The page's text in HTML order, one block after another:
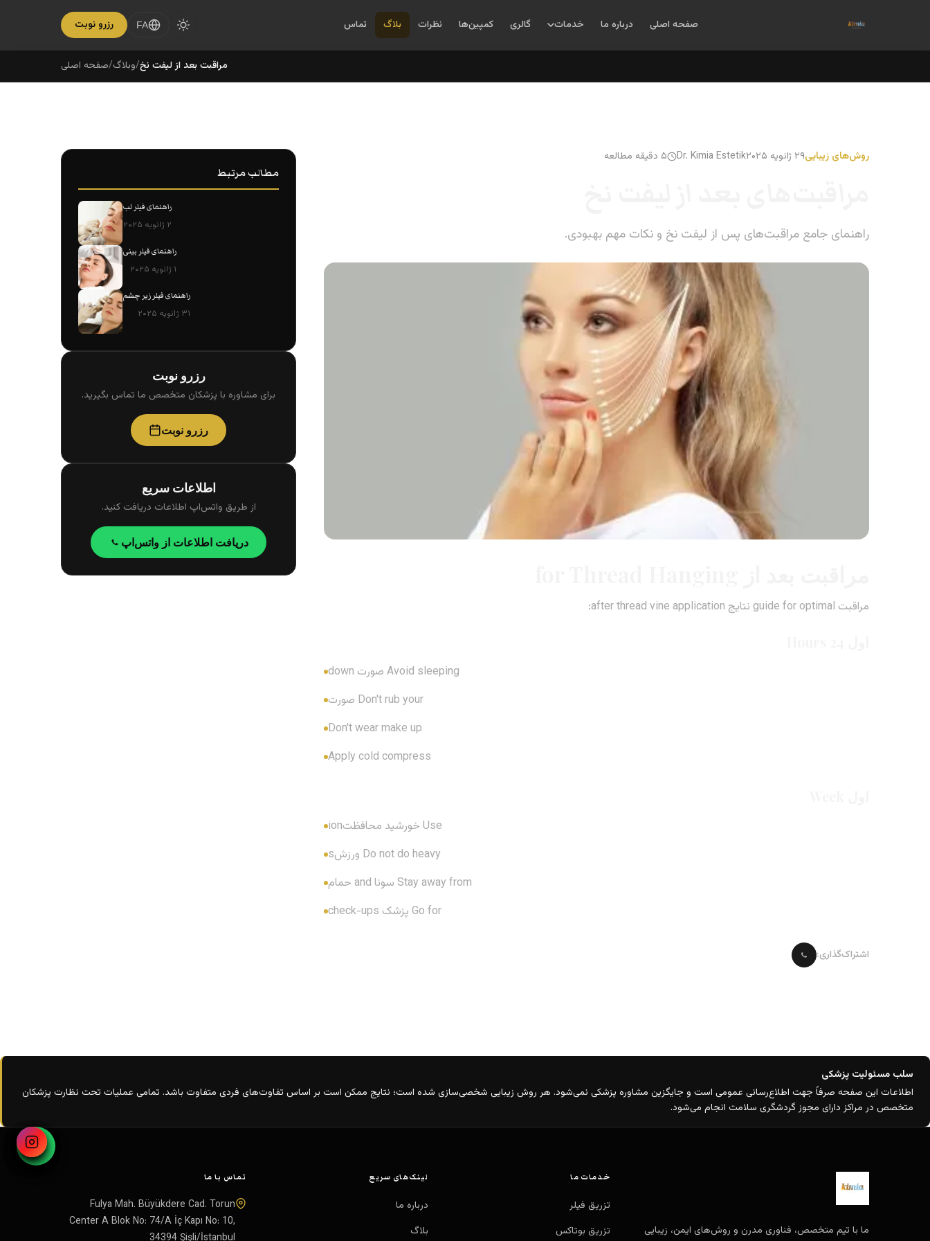
صفحه اصلی درباره ما خدمات گالری کمپین‌ها نظرات بلاگ تماس FA رزرو نوبت
صفحه اصلی/وبلاگ/مراقبت بعد از لیفت نخ
روش‌های زیبایی۲۹ ژانویه ۲۰۲۵ Dr. Kimia Estetik ۵ دقیقه مطالعه
راهنمای جامع مراقبت‌های پس از لیفت نخ و نکات مهم بهبودی.
مراقبت guide for optimal نتایج after thread vine application:
Avoid sleeping صورت down
Don't rub your صورت
Don't wear make up
Apply cold compress
Use خورشید محافظتion
Do not do heavy ورزشs
Stay away from سونا and حمام
Go for پزشک check-ups
اشتراک‌گذاری:
مطالب مرتبط
راهنمای فیلر لب
۲ ژانویه ۲۰۲۵
راهنمای فیلر بینی
۱ ژانویه ۲۰۲۵
راهنمای فیلر زیر چشم
۳۱ ژانویه ۲۰۲۵
رزرو نوبت
برای مشاوره با پزشکان متخصص ما تماس بگیرید.
رزرو نوبت
اطلاعات سریع
از طریق واتس‌اپ اطلاعات دریافت کنید.
دریافت اطلاعات از واتس‌اپ
سلب مسئولیت پزشکی
اطلاعات این صفحه صرفاً جهت اطلاع‌رسانی عمومی است و جایگزین مشاوره پزشکی نمی‌شود. هر روش زیبایی شخصی‌سازی شده است؛ نتایج ممکن است بر اساس تفاوت‌های فردی متفاوت باشد. تمامی عملیات تحت نظارت پزشکان
متخصص در مراکز دارای مجوز گردشگری سلامت انجام می‌شود.
ما با تیم متخصص، فناوری مدرن و روش‌های ایمن، زیبایی
خدمات ما
تزریق فیلر
تزریق بوتاکس
لینک‌های سریع
درباره ما
بلاگ
تماس با ما
Fulya Mah. Büyükdere Cad. Torun
Center A Blok No: 74/A İç Kapı No: 10,